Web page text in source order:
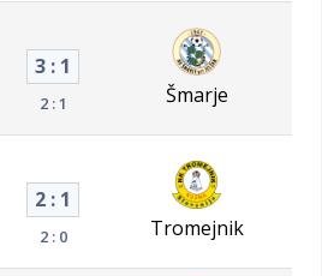
3 : 1
2 : 1 Šmarje
2 : 1
2 : 0 Tromejnik